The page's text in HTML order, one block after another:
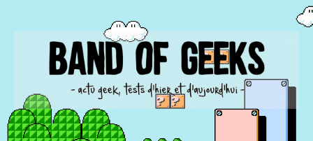
BAND OF GEEKS
Actu Geek d'hier et d'aujourd'hui